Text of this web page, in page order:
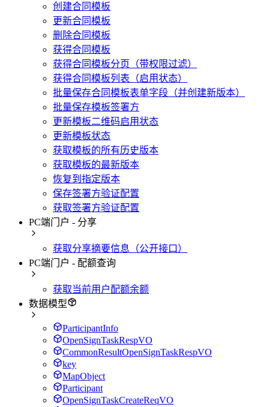
创建合同模板
更新合同模板
删除合同模板
获得合同模板
获得合同模板分页（带权限过滤）
获得合同模板列表（启用状态）
批量保存合同模板表单字段（并创建新版本）
批量保存模板签署方
更新模板二维码启用状态
更新模板状态
获取模板的所有历史版本
获取模板的最新版本
恢复到指定版本
保存签署方验证配置
获取签署方验证配置
PC端门户 - 分享
获取分享摘要信息（公开接口）
PC端门户 - 配额查询
获取当前用户配额余额
数据模型
ParticipantInfo
OpenSignTaskRespVO
CommonResultOpenSignTaskRespVO
key
MapObject
Participant
OpenSignTaskCreateReqVO